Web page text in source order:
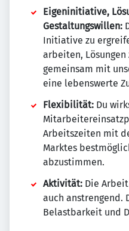
Eigeninitiative,
Gestaltungswillen:
Initiative zu
arbeiten,
gemeinsam mit
eine lebenswerte
Flexibilität: Du
Arbeitszeiten mit
Marktes
abzustimmen.
Aktivität: Die
auch anstrengend.
Belastbarkeit und